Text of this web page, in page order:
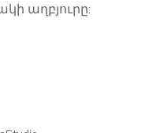
աղբյուրը: